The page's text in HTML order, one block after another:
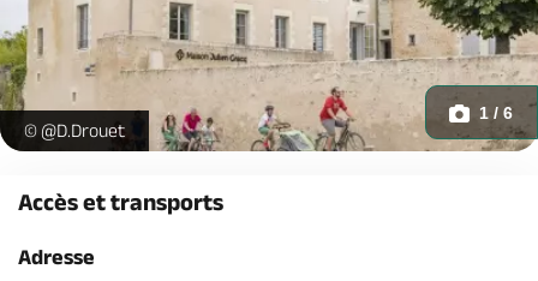
loire-vélo-boucle-ecrivain-maison-julien-gracq-saint-florent-le-
© @D.Drouet
1 / 6
Accès et transports
Adresse